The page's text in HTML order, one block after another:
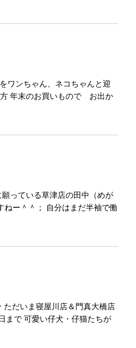
ワンちゃん、ネコちゃんと迎
方 年末のお買いもので お出か
っている草津店の田中（めが
ー＾＾； 自分はまだ半袖で働
だいま寝屋川店＆門真大橋店
まで 可愛い仔犬・仔猫たちが